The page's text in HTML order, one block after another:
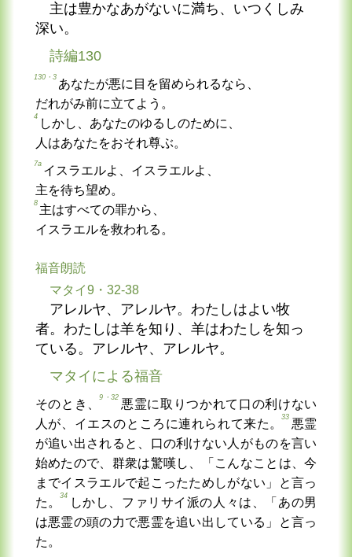
主は豊かなあがないに満ち、いつくしみ
深い。
詩編130
130・3
あなたが悪に目を留められるなら、
だれがみ前に立てよう。
4
しかし、あなたのゆるしのために、
人はあなたをおそれ尊ぶ。
7a
イスラエルよ、イスラエルよ、
主を待ち望め。
8
主はすべての罪から、
イスラエルを救われる。
福音朗読
マタイ9・32-38
アレルヤ、アレルヤ。わたしはよい牧
者。わたしは羊を知り、羊はわたしを知っ
ている。アレルヤ、アレルヤ。
マタイによる福音
そのとき、
9・32
悪霊に取りつかれて口の利けない
人が、イエスのところに連れられて来た。
33
悪霊
が追い出されると、口の利けない人がものを言い
始めたので、群衆は驚嘆し、「こんなことは、今
までイスラエルで起こったためしがない」と言っ
た。
34
しかし、ファリサイ派の人々は、「あの男
は悪霊の頭の力で悪霊を追い出している」と言っ
た。